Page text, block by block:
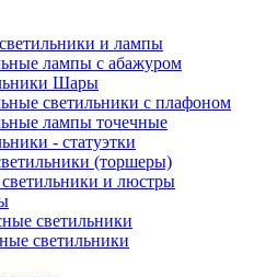
и лампы
лампы с абажуром
Шары
светильники с плафоном
лампы точечные
- статуэтки
(торшеры)
и люстры
светильники
светильники